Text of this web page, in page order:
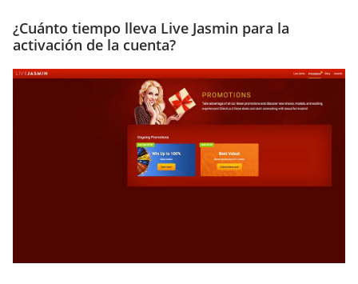
¿Cuánto tiempo lleva Live Jasmin para la
activación de la cuenta?